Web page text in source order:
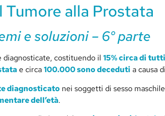
Tumore alla Prostata
e soluzioni – 6° parte
diagnosticate, costituendo il 15% circa di
e circa100.000 sono deceduti a causa
diagnosticato nei soggetti di sesso
dell’età.